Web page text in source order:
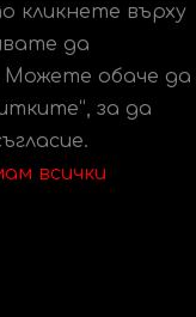
кликнете върху
да
Можете обаче да
за да
всички